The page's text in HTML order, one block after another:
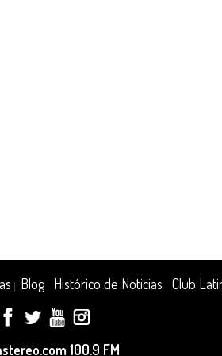
Blog| Histórico de Noticias Club
100.9 FM